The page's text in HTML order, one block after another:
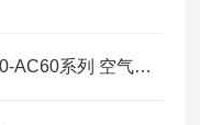
深圳龙华观澜新澜SMC代理 AC10-AC60系列 空气组合元件